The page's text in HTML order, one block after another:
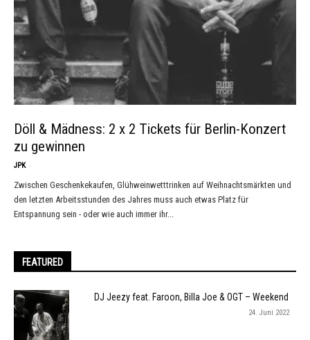
Döll & Mädness: 2 x 2 Tickets für Berlin-Konzert
zu gewinnen
JPK -
Zwischen Geschenkekaufen, Glühweinwetttrinken auf Weihnachtsmärkten und
den letzten Arbeitsstunden des Jahres muss auch etwas Platz für
Entspannung sein - oder wie auch immer ihr...
FEATURED
DJ Jeezy feat. Faroon, Billa Joe & OGT – Weekend
24. Juni 2022